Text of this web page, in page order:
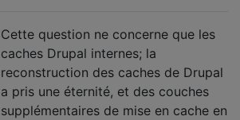
Cette question ne concerne que les
caches Drupal internes; la
reconstruction des caches de Drupal
a pris une éternité, et des couches
supplémentaires de mise en cache en